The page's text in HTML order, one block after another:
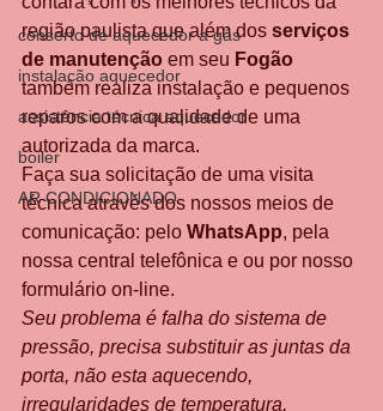
conserto de aquecedor a gás
instalação aquecedor
assistência técnica aquecedor
boiler
AR CONDICIONADO
região paulista que além dos serviços
de manutenção em seu Fogão
também realiza instalação e pequenos
reparos com a qualidade de uma
autorizada da marca.
Faça sua solicitação de uma visita
técnica através dos nossos meios de
comunicação: pelo WhatsApp, pela
nossa central telefônica e ou por nosso
formulário on-line.
Seu problema é falha do sistema de
pressão, precisa substituir as juntas da
porta, não esta aquecendo,
irregularidades de temperatura,